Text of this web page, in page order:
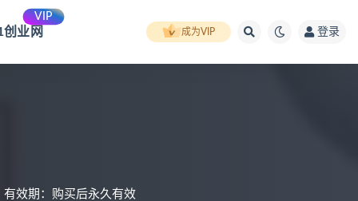
创业网
VIP
成为VIP 登录
有效期：购买后永久有效